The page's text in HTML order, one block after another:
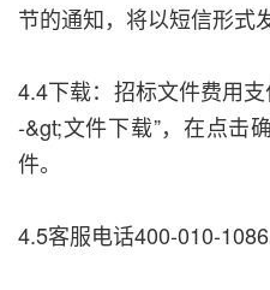
节的通知，将以短信形式
4.4下载：招标文件费用
-&gt;文件下载”，在点击
件。
4.5客服电话400-010-1086